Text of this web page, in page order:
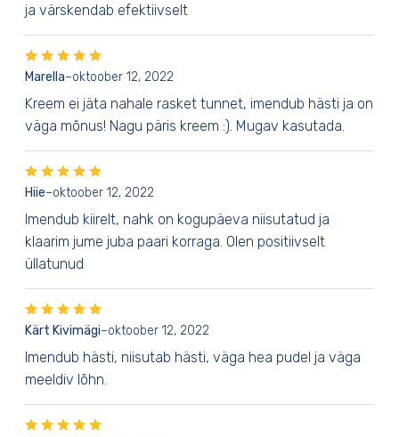
ja värskendab efektiivselt
Marella–oktoober 12, 2022
Kreem ei jäta nahale rasket tunnet, imendub hästi ja on
väga mõnus! Nagu päris kreem :). Mugav kasutada.
Hiie–oktoober 12, 2022
Imendub kiirelt, nahk on kogupäeva niisutatud ja
klaarim jume juba paari korraga. Olen positiivselt
üllatunud
Kärt Kivimägi–oktoober 12, 2022
Imendub hästi, niisutab hästi, väga hea pudel ja väga
meeldiv lõhn.